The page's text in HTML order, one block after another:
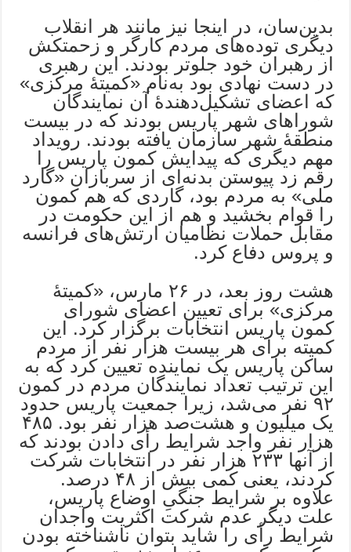
بدین‌سان، در اینجا نیز مانند هر انقلاب
دیگری توده‌های مردم کارگر و زحمتکش
از رهبران خود جلوتر بودند. این رهبری
در دست نهادی بود به‌نام «کمیتۀ مرکزی»
که اعضای تشکیل‌دهندۀ آن نمایندگان
شوراهای شهر پاریس بودند که در بیست
منطقۀ شهر سازمان یافته بودند. رویداد
مهم دیگری که پیدایش کمون پاریس را
رقم زد پیوستن بدنه‌ای از سربازان «گارد
ملی» به مردم بود، گاردی که هم کمون
را قوام بخشید و هم از این حکومت در
مقابل حملات نظامیان ارتش‌های فرانسه
و پروس دفاع کرد.
هشت روز بعد، در ۲۶ مارس، «کمیتۀ
مرکزی» برای تعیین اعضای شورای
کمون پاریس انتخابات برگزار کرد. این
کمیته برای هر بیست هزار نفر از مردم
ساکن پاریس یک نماینده تعیین کرد که به
این ترتیب تعداد نمایندگان مردم در کمون
۹۲ نفر می‌شد، زیرا جمعیت پاریس حدود
یک میلیون و هشت‌صد هزار نفر بود. ۴۸۵
هزار نفر واجد شرایط رأی دادن بودند که
از آنها ۲۳۳ هزار نفر در انتخابات شرکت
کردند، یعنی کمی بیش از ۴۸ درصد.
علاوه بر شرایط جنگیِ اوضاع پاریس،
علت دیگر عدم شرکت اکثریت واجدان
شرایط رأی را شاید بتوان ناشناخته بودن